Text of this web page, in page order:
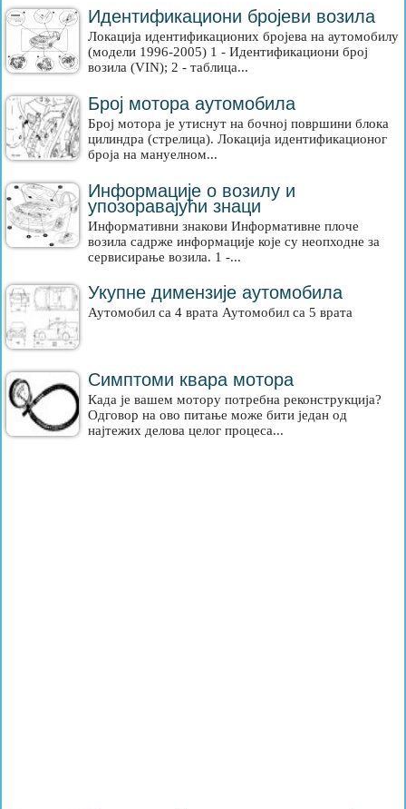
Идентификациони бројеви возила
Локација идентификационих бројева на аутомобилу
(модели 1996-2005) 1 - Идентификациони број
возила (VIN); 2 - таблица...
Број мотора аутомобила
Број мотора је утиснут на бочној површини блока
цилиндра (стрелица). Локација идентификационог
броја на мануелном...
Информације о возилу и
упозоравајући знаци
Информативни знакови Информативне плоче
возила садрже информације које су неопходне за
сервисирање возила. 1 -...
Укупне димензије аутомобила
Аутомобил са 4 врата Аутомобил са 5 врата
Симптоми квара мотора
Када је вашем мотору потребна реконструкција?
Одговор на ово питање може бити један од
најтежих делова целог процеса...